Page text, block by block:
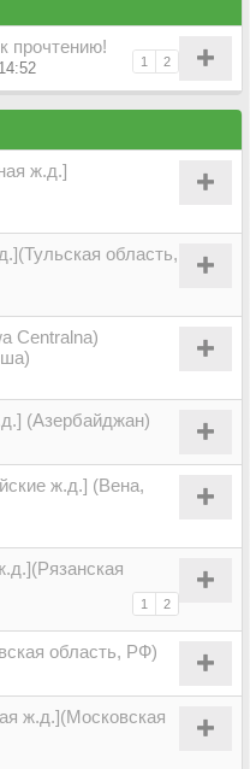
прочтению!
1 2
ж.д.]
область,
Centralna)
(Азербайджан)
ж.д.] (Вена,
1 2
область, РФ)
ж.д.](Московская